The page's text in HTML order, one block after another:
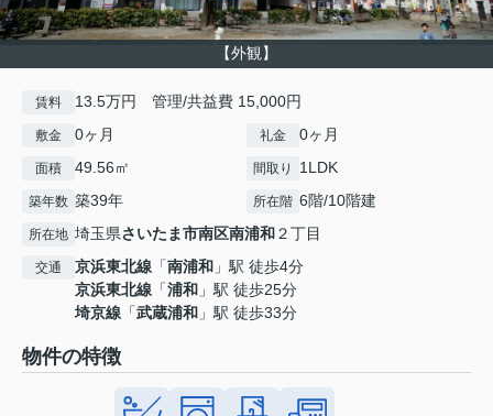
【外観】
賃料 13.5万円 管理/共益費 15,000円
敷金 0ヶ月 礼金 0ヶ月
面積 49.56㎡ 間取り 1LDK
築年数 築39年 所在階 6階/10階建
所在地 埼玉県さいたま市南区南浦和２丁目
交通 京浜東北線 「南浦和 」駅 徒歩4分
京浜東北線 「浦和 」駅 徒歩25分
埼京線 「武蔵浦和 」駅 徒歩33分
物件の特徴